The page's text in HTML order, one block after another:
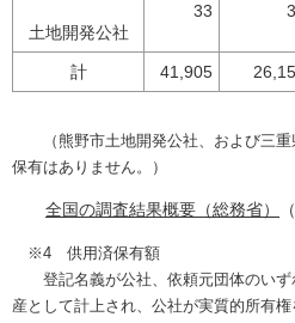
土地開発公社
33
計 41,905
（熊野市土地開発公社、および三重
保有はありません。）
全国の調査結果概要（総務省）
※4 供用済保有額
登記名義が公社、依頼元団体のいず
産として計上され、公社が実質的所有